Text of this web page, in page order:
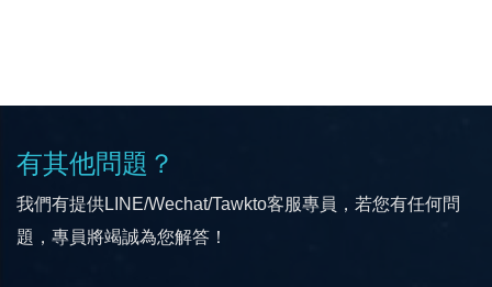
有其他問題？
我們有提供LINE/Wechat/Tawkto客服專員，若您有任何問
題，專員將竭誠為您解答！